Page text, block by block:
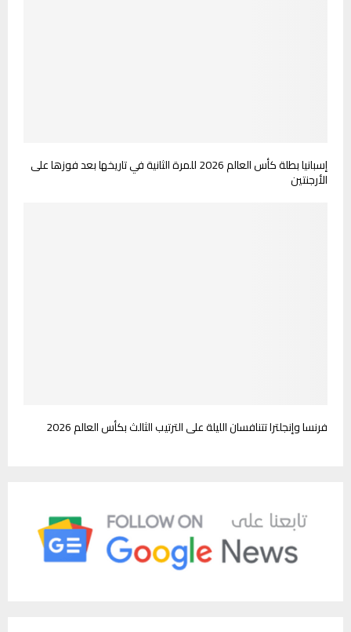
إسبانيا بطلة كأس العالم 2026 للمرة الثانية في تاريخها بعد فوزها على
الأرجنتين
فرنسا وإنجلترا تتنافسان الليلة على الترتيب الثالث بكأس العالم 2026